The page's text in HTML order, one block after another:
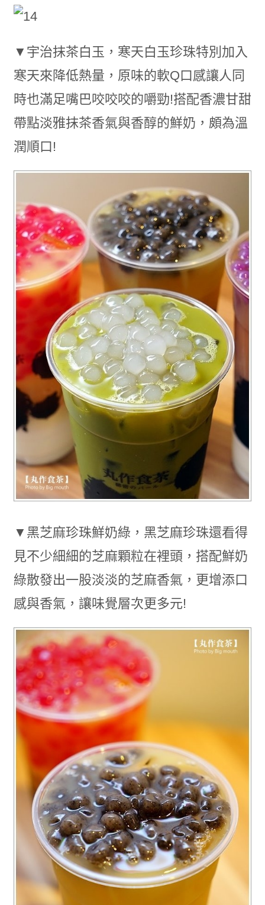
▼宇治抹茶白玉，寒天白玉珍珠特別加入
寒天來降低熱量，原味的軟Q口感讓人同
時也滿足嘴巴咬咬咬的嚼勁!搭配香濃甘甜
帶點淡雅抹茶香氣與香醇的鮮奶，頗為溫
潤順口!
▼黑芝麻珍珠鮮奶綠，黑芝麻珍珠還看得
見不少細細的芝麻顆粒在裡頭，搭配鮮奶
綠散發出一股淡淡的芝麻香氣，更增添口
感與香氣，讓味覺層次更多元!